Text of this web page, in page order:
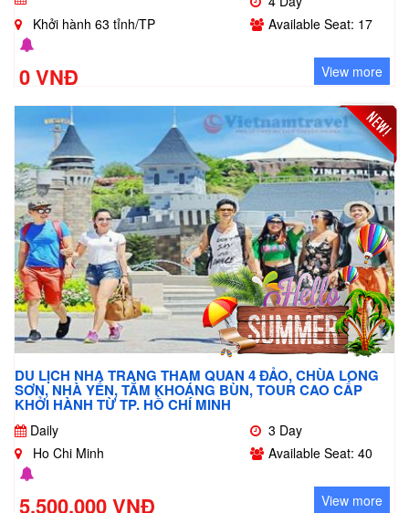
Khởi hành 63 tỉnh/TP
Available Seat: 17
0 VNĐ View more
DU LỊCH NHA TRANG THAM QUAN 4 ĐẢO, CHÙA LONG
SƠN, NHÀ YẾN, TẮM KHOÁNG BÙN, TOUR CAO CẤP
KHỞI HÀNH TỪ TP. HỒ CHÍ MINH
Daily
3 Day
Ho Chi Minh
Available Seat: 40
5.500.000 VNĐ View more